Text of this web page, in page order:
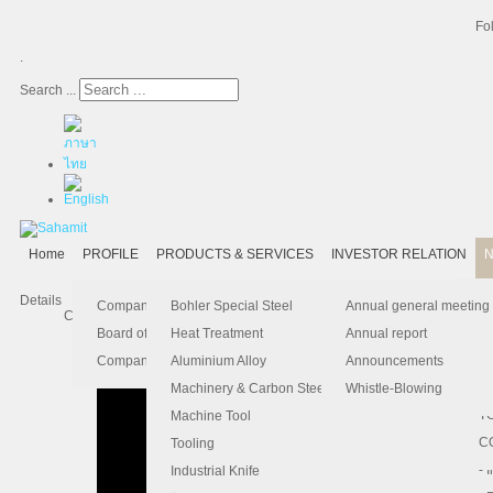
.
Search ...
Home PROFILE
Company Profile
Board of Director
Company Information
PRODUCTS & SERVICES
Bohler Special Steel
Heat Treatment
Aluminium Alloy
Machinery & Carbon Steels
Machine Tool
-
-
-
-
Tooling
-
-
-
-
Industrial Knife
INVESTOR RELATION
Annual general meeting
Annual report
Announcements
Whistle-Blowing
Details
Created: 24 November 2025